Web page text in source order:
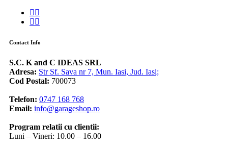
Contact Info
S.C. K and C IDEAS SRL
Adresa: Str Sf. Sava nr 7, Mun. Iasi, Jud. Iasi;
Cod Postal: 700073
Telefon: 0747 168 768
Email: info@garageshop.ro
Program relatii cu clientii:
Luni – Vineri: 10.00 – 16.00